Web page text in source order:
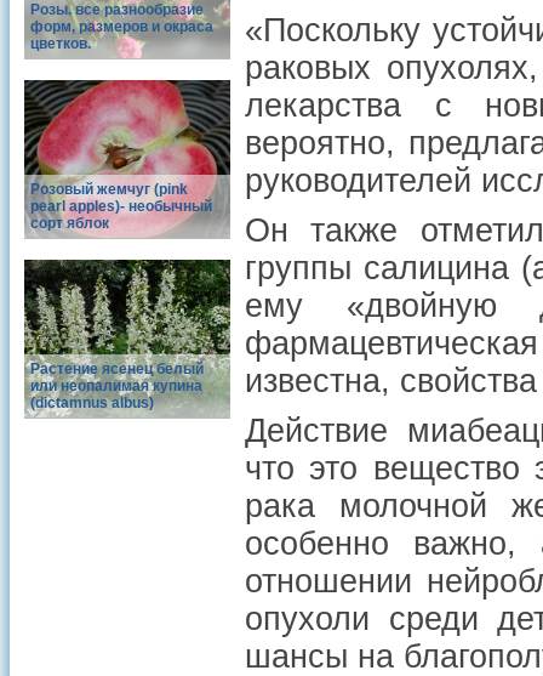
Розы. все разнообразие
форм, размеров и окраса
цветков.
Розовый жемчуг (pink
pearl apples)- необычный
сорт яблок
Растение ясенец белый
или неопалимая купина
(dictamnus albus)
«Поскольку
раковых
лекарства с
вероятно,
руководителей
Он также
группы салицина
ему «двойную
известна,
Действие
что это вещество
рака молочной
особенно важно,
отношении
опухоли среди
шансы на